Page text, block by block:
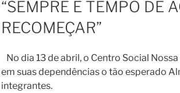
“SEMPRE É TEMPO DE
RECOMEÇAR”
No dia 13 de abril, o Centro Social
em suas dependências o tão esperado
integrantes.